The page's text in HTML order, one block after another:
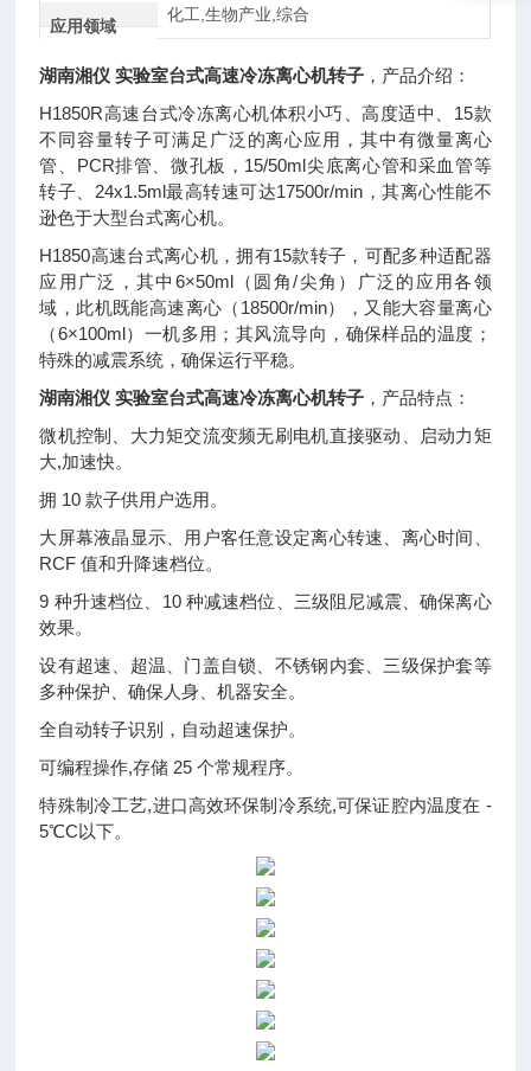
应用领域
化工,生物产业,综合
湖南湘仪 实验室台式高速冷冻离心机转子 ， 产品介绍：
H1850R高速台式冷冻离心机体积小巧、高度适中、15款
不同容量转子可满足广泛的离心应用，其中有微量离心
管、PCR排管、微孔板，15/50ml尖底离心管和采血管等
转子、24x1.5ml最高转速可达17500r/min，其离心性能不
逊色于大型台式离心机。
H1850高速台式离心机，拥有15款转子，可配多种适配器
应用广泛，其中6×50ml（圆角/尖角）广泛的应用各领
域，此机既能高速离心（18500r/min），又能大容量离心
（6×100ml）一机多用；其风流导向，确保样品的温度；
特殊的减震系统，确保运行平稳。
湖南湘仪 实验室台式高速冷冻离心机转子 ，产品特点：
微机控制、大力矩交流变频无刷电机直接驱动、启动力矩
大,加速快。
拥 10 款子供用户选用。
大屏幕液晶显示、用户客任意设定离心转速、离心时间、
RCF 值和升降速档位。
9 种升速档位、10 种减速档位、三级阻尼减震、确保离心
效果。
设有超速、超温、门盖自锁、不锈钢内套、三级保护套等
多种保护、确保人身、机器安全。
全自动转子识别，自动超速保护。
可编程操作,存储 25 个常规程序。
特殊制冷工艺,进口高效环保制冷系统,可保证腔内温度在 -
5℃C以下。